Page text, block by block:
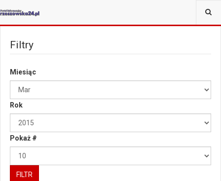
JESTEŚ TUTAJ:
Filtry
Miesiąc
Rok
Pokaż #
FILTR